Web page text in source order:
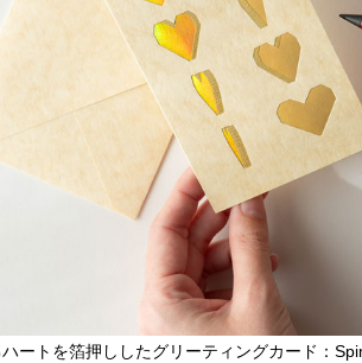
ートを箔押ししたグリーティングカード：